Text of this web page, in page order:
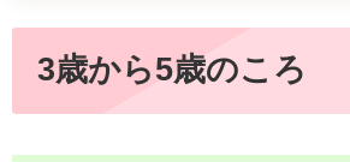
3歳から5歳のころ